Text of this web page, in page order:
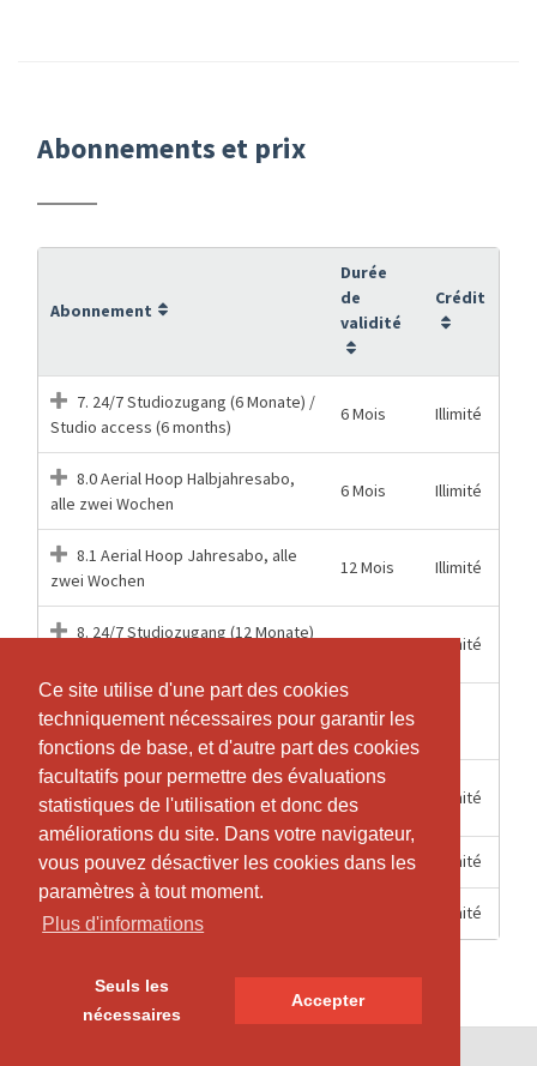
Ce site utilise d'une part des cookies
techniquement nécessaires pour garantir les
fonctions de base, et d'autre part des cookies
facultatifs pour permettre des évaluations
statistiques de l'utilisation et donc des
améliorations du site. Dans votre navigateur,
vous pouvez désactiver les cookies dans les
paramètres à tout moment.
Plus d'informations
Seuls les
nécessaires
Accepter
Ce site utilise d'une part des cookies
techniquement nécessaires pour garantir les
fonctions de base, et d'autre part des cookies
facultatifs pour permettre des évaluations
statistiques de l'utilisation et donc des
améliorations du site. Dans votre navigateur,
vous pouvez désactiver les cookies dans les
paramètres à tout moment.
Plus d'informations
Seuls les
nécessaires
Accepter
Abonnements et prix
Abonnement
Durée
de
validité
Crédit
7. 24/7 Studiozugang (6 Monate) /
Studio access (6 months)
6 Mois Illimité
8.0 Aerial Hoop Halbjahresabo,
alle zwei Wochen
6 Mois Illimité
8.1 Aerial Hoop Jahresabo, alle
zwei Wochen
12 Mois Illimité
8. 24/7 Studiozugang (12 Monate)
12 Mois Illimité
9. 24/7 Studiozugang (5 Stunden)
/ Studio access (5hours)
1 Heures
Mitgliederzugang 24/7 Aerial
Hoop
15
Semaines
Illimité
Mitgliederzugang 24/7 Halbjahr 6 Mois Illimité
Mitgliederzugang 24/7 Jahr Illimité